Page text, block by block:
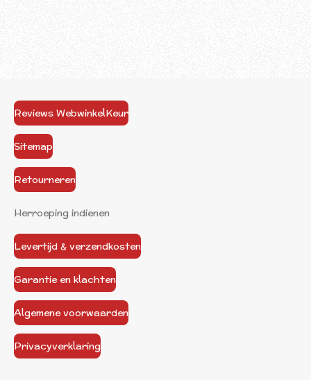
Reviews WebwinkelKeur
Sitemap
Retourneren
Herroeping indienen
Levertijd & verzendkosten
Garantie en klachten
Algemene voorwaarden
Privacyverklaring